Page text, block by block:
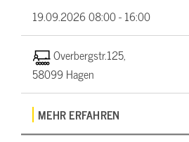
19.09.202608:00 - 16:00
Overbergstr.125,
58099 Hagen
MEHR ERFAHREN